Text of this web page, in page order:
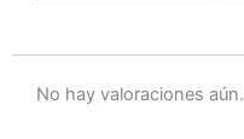
No hay valoraciones aún.